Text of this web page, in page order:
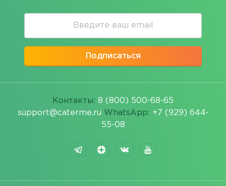
Подписаться
Контакты: 8 (800) 500-68-65
support@caterme.ru WhatsApp: +7 (929) 644-
55-08